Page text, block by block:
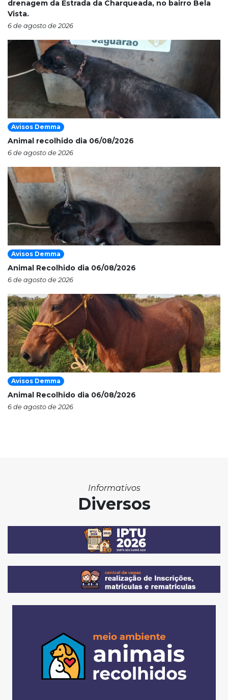
drenagem da Estrada da Charqueada, no bairro Bela
Vista.
6 de agosto de 2026
Avisos Demma
Animal recolhido dia 06/08/2026
6 de agosto de 2026
Avisos Demma
Animal Recolhido dia 06/08/2026
6 de agosto de 2026
Avisos Demma
Animal Recolhido dia 06/08/2026
6 de agosto de 2026
Informativos
Diversos